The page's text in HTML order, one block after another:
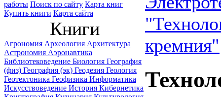
работы Поиск по сайту Карта книг
Купить книги Карта сайта
Книги
Агрономия Археология Архитектура
Астрономия Аэронавтика
Библиотековедение Биология География
(физ) География (эк) Геодезия Геология
Геотектоника Геофизика Информатика
Искусствоведение История Кибернетика
кремния"